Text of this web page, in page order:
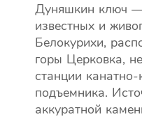
Дуняшкин ключ
известных и
Белокурихи,
горы Церковка,
станции канатно-
подъемника.
аккуратной